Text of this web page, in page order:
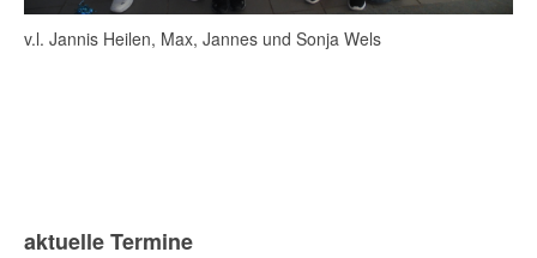
v.l. Jannis Heilen, Max, Jannes und Sonja Wels
aktuelle Termine